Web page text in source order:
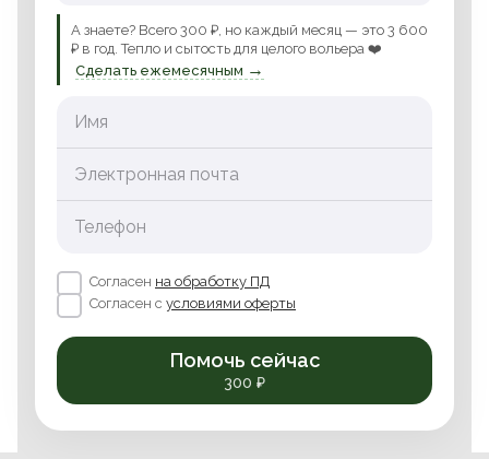
А знаете? Всего 300 ₽, но каждый месяц — это 3 600
₽ в год. Тепло и сытость для целого вольера ❤️
Сделать ежемесячным →
Имя
Электронная почта
Телефон
Согласен на обработку ПД
Согласен с условиями оферты
Помочь сейчас
300 ₽